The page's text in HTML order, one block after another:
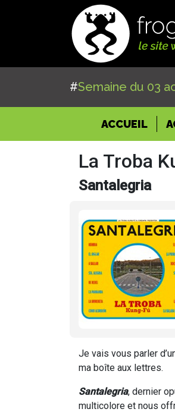
#Semaine du 03
ACCUEIL
La Troba
Santalegria
Je vais vous parler
ma boîte aux lettres.
Santalegria, dernier
multicolore et nous